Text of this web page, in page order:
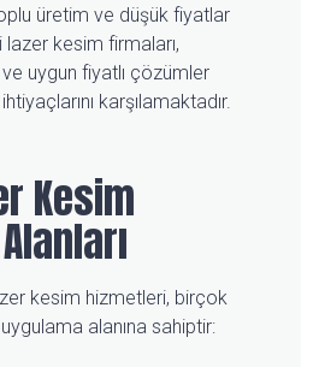
üretim ve düşük fiyatlar
lazer kesim firmaları,
uygun fiyatlı çözümler
karşılamaktadır.
Kesim
kesim hizmetleri, birçok
alanına sahiptir: